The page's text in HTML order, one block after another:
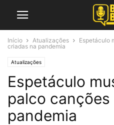
Início Atualizações
Espetáculo
criadas na pandemia
Atualizações
Espetáculo
palco
pandemia